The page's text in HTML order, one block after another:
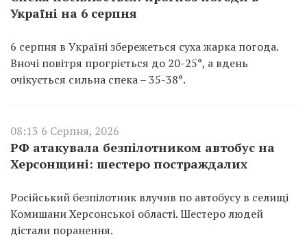
Україні на 6 серпня
6 серпня в Україні збережеться суха жарка погода.
Вночі повітря прогріється до 20-25°, а вдень
очікується сильна спека – 35-38°.
08:13 6 Серпня, 2026
РФ атакувала безпілотником автобус на
Херсонщині: шестеро постраждалих
Російський безпілотник влучив по автобусу в селищі
Комишани Херсонської області. Шестеро людей
дістали поранення.